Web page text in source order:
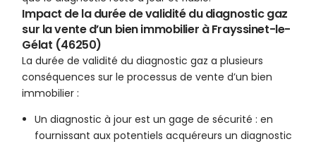
Impact de la durée de validité du diagnostic gaz
sur la vente d’un bien immobilier à Frayssinet-le-
Gélat (46250)
La durée de validité du diagnostic gaz a plusieurs
conséquences sur le processus de vente d’un bien
immobilier :
Un diagnostic à jour est un gage de sécurité : en
fournissant aux potentiels acquéreurs un diagnostic